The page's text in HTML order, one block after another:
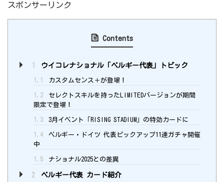
スポンサーリンク
Contents
1 ウイコレナショナル「ベルギー代表」トピック
1.1 カスタムセンス＋が登場！
1.2
セレクトスキルを持ったLIMITEDバージョンが期間
限定で登場！
1.3 3月イベント「RISING STADIUM」の特効カードに
1.4
ベルギー・ドイツ 代表ピックアップ11連ガチャ開催
中
1.5 ナショナル2025との差異
2 ベルギー代表 カード紹介